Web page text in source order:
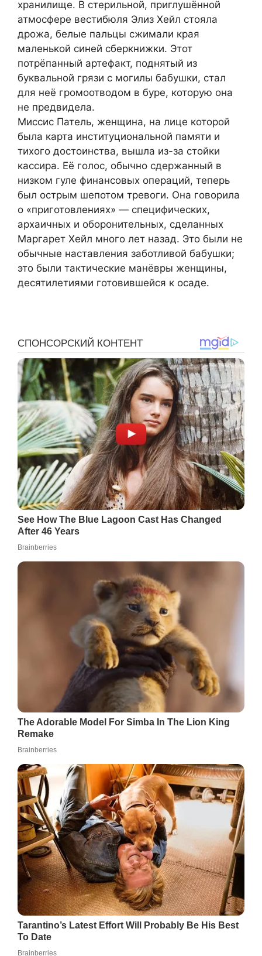
хранилище. В стерильной, приглушённой
атмосфере вестибюля Элиз Хейл стояла
дрожа, белые пальцы сжимали края
маленькой синей сберкнижки. Этот
потрёпанный артефакт, поднятый из
буквальной грязи с могилы бабушки, стал
для неё громоотводом в буре, которую она
не предвидела.
Миссис Патель, женщина, на лице которой
была карта институциональной памяти и
тихого достоинства, вышла из-за стойки
кассира. Её голос, обычно сдержанный в
низком гуле финансовых операций, теперь
был острым шепотом тревоги. Она говорила
о «приготовлениях» — специфических,
архаичных и оборонительных, сделанных
Маргарет Хейл много лет назад. Это были не
обычные наставления заботливой бабушки;
это были тактические манёвры женщины,
десятилетиями готовившейся к осаде.